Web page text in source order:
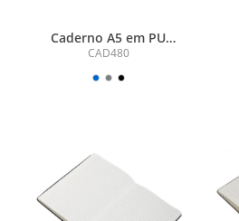
Caderno A5 em PU
(21x15cm)
CAD480